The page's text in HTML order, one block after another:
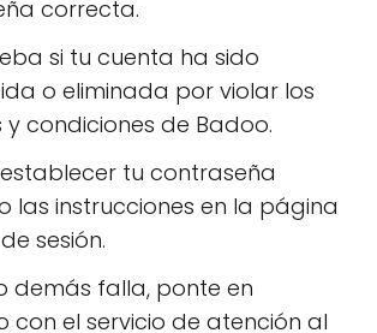
correcta.
si tu cuenta ha sido
o eliminada por violar los
y condiciones de Badoo.
tu contraseña
las instrucciones en la página
sesión.
demás falla, ponte en
con el servicio de atención al